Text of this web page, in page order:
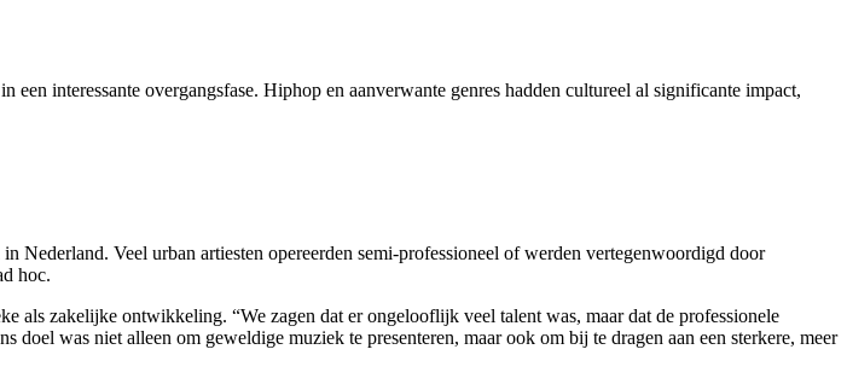
interessante overgangsfase. Hiphop en aanverwante genres hadden cultureel al significante impact,
Nederland. Veel urban artiesten opereerden semi-professioneel of werden vertegenwoordigd door
hoc.
als zakelijke ontwikkeling. “We zagen dat er ongelooflijk veel talent was, maar dat de professionele
was niet alleen om geweldige muziek te presenteren, maar ook om bij te dragen aan een sterkere, meer